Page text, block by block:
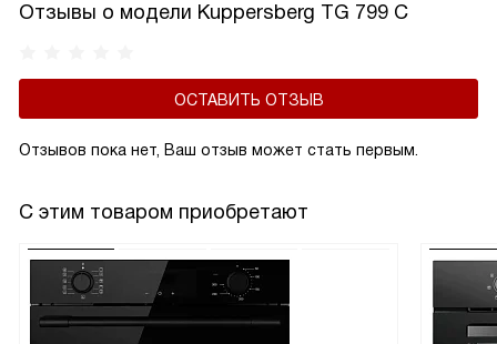
Отзывы о модели Kuppersberg TG 799 С
ОСТАВИТЬ ОТЗЫВ
Отзывов пока нет, Ваш отзыв может стать первым.
С этим товаром приобретают